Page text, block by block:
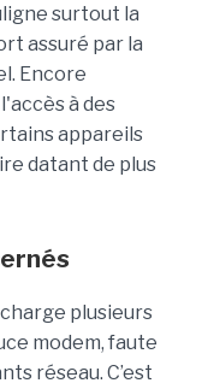
surtout la
assuré par la
Encore
à des
appareils
datant de plus
plusieurs
modem, faute
réseau. C’est